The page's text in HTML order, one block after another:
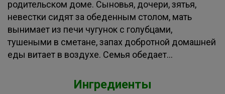
родительском доме. Сыновья, дочери, зятья,
невестки сидят за обеденным столом, мать
вынимает из печи чугунок с голубцами,
тушеными в сметане, запах добротной домашней
еды витает в воздухе. Семья обедает...
Ингредиенты